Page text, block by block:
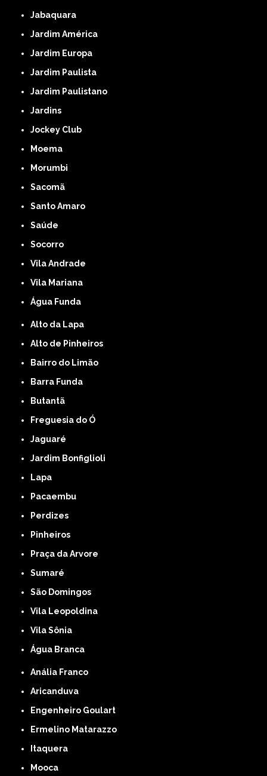
Jabaquara
Jardim América
Jardim Europa
Jardim Paulista
Jardim Paulistano
Jardins
Jockey Club
Moema
Morumbi
Sacomã
Santo Amaro
Saúde
Socorro
Vila Andrade
Vila Mariana
Água Funda
Alto da Lapa
Alto de Pinheiros
Bairro do Limão
Barra Funda
Butantã
Freguesia do Ó
Jaguaré
Jardim Bonfiglioli
Lapa
Pacaembu
Perdizes
Pinheiros
Praça da Arvore
Sumaré
São Domingos
Vila Leopoldina
Vila Sônia
Água Branca
Anália Franco
Aricanduva
Engenheiro Goulart
Ermelino Matarazzo
Itaquera
Mooca